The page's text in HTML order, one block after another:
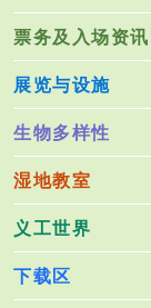
票务及入场资讯
展览与设施
生物多样性
湿地教室
义工世界
下载区